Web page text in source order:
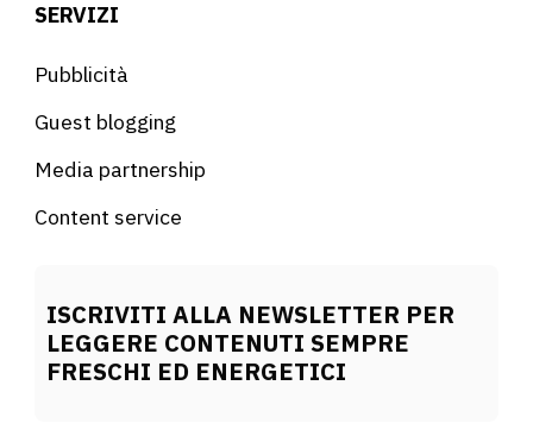
SERVIZI
Pubblicità
Guest blogging
Media partnership
Content service
ISCRIVITI ALLA NEWSLETTER PER
LEGGERE CONTENUTI SEMPRE
FRESCHI ED ENERGETICI